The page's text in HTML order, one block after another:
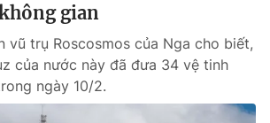
355 931 - 024.38 355 932
024.66 897 897
024-7300.7108
gian
vũ trụ Roscosmos của Nga cho biết,
của nước này đã đưa 34 vệ tinh
ngày 10/2.